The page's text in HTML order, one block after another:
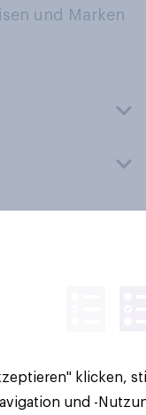
und Marken
vorbehalten.
klicken,
und -